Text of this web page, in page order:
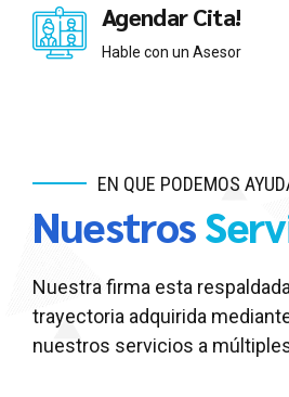
Agendar Cita!
Hable con un Asesor
EN QUE PODEMOS
Nuestros
Nuestra firma esta
trayectoria adquirida
nuestros servicios a